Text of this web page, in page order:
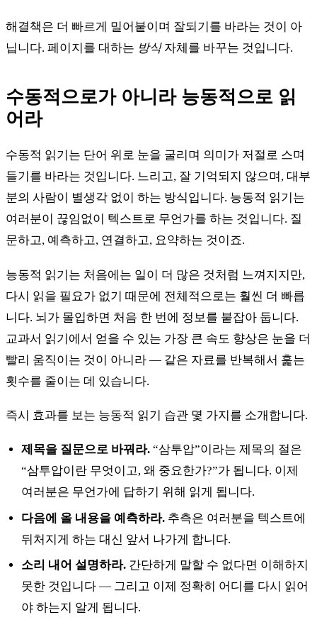
해결책은 더 빠르게 밀어붙이며 잘되기를 바라는 것이 아
닙니다. 페이지를 대하는 방식자체를 바꾸는 것입니다.
수동적으로가 아니라 능동적으로 읽
어라
수동적 읽기는 단어 위로 눈을 굴리며 의미가 저절로 스며
들기를 바라는 것입니다. 느리고, 잘 기억되지 않으며, 대부
분의 사람이 별생각 없이 하는 방식입니다. 능동적 읽기는
여러분이 끊임없이 텍스트로 무언가를 하는 것입니다. 질
문하고, 예측하고, 연결하고, 요약하는 것이죠.
능동적 읽기는 처음에는 일이 더 많은 것처럼 느껴지지만,
다시 읽을 필요가 없기 때문에 전체적으로는 훨씬 더 빠릅
니다. 뇌가 몰입하면 처음 한 번에 정보를 붙잡아 둡니다.
교과서 읽기에서 얻을 수 있는 가장 큰 속도 향상은 눈을 더
빨리 움직이는 것이 아니라 — 같은 자료를 반복해서 훑는
횟수를 줄이는 데 있습니다.
즉시 효과를 보는 능동적 읽기 습관 몇 가지를 소개합니다.
제목을 질문으로 바꿔라. “삼투압”이라는 제목의 절은
“삼투압이란 무엇이고, 왜 중요한가?”가 됩니다. 이제
여러분은 무언가에 답하기 위해 읽게 됩니다.
다음에 올 내용을 예측하라. 추측은 여러분을 텍스트에
뒤처지게 하는 대신 앞서 나가게 합니다.
소리 내어 설명하라. 간단하게 말할 수 없다면 이해하지
못한 것입니다 — 그리고 이제 정확히 어디를 다시 읽어
야 하는지 알게 됩니다.